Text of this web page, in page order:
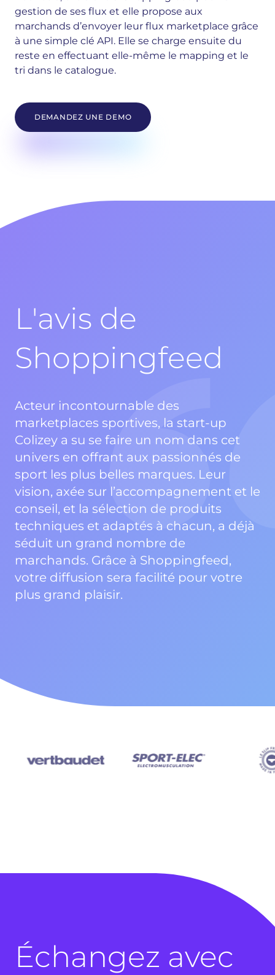
gestion de ses flux et elle propose aux
marchands d’envoyer leur flux marketplace grâce
à une simple clé API. Elle se charge ensuite du
reste en effectuant elle-même le mapping et le
tri dans le catalogue.
DEMANDEZ UNE DEMO
L'avis de
Shoppingfeed
Acteur incontournable des
marketplaces sportives, la start-up
Colizey a su se faire un nom dans cet
univers en offrant aux passionnés de
sport les plus belles marques. Leur
vision, axée sur l’accompagnement et le
conseil, et la sélection de produits
techniques et adaptés à chacun, a déjà
séduit un grand nombre de
marchands. Grâce à Shoppingfeed,
votre diffusion sera facilité pour votre
plus grand plaisir.
Échangez avec